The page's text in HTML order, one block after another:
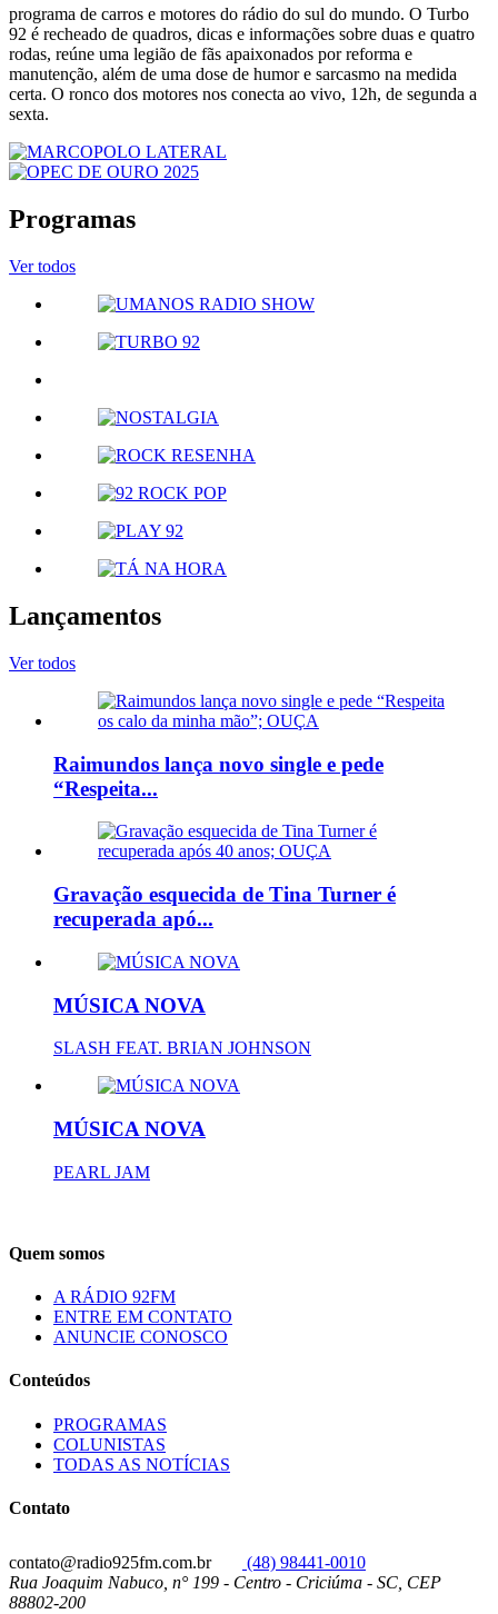
programa de carros e motores do rádio do sul do mundo. O Turbo
92 é recheado de quadros, dicas e informações sobre duas e quatro
rodas, reúne uma legião de fãs apaixonados por reforma e
manutenção, além de uma dose de humor e sarcasmo na medida
certa. O ronco dos motores nos conecta ao vivo, 12h, de segunda a
sexta.
Programas
Ver todos
Lançamentos
Ver todos
Raimundos lança novo single e pede
“Respeita...
Gravação esquecida de Tina Turner é
recuperada apó...
MÚSICA NOVA
SLASH FEAT. BRIAN JOHNSON
MÚSICA NOVA
PEARL JAM
Quem somos
A RÁDIO 92FM
ENTRE EM CONTATO
ANUNCIE CONOSCO
Conteúdos
PROGRAMAS
COLUNISTAS
TODAS AS NOTÍCIAS
Contato
contato@radio925fm.com.br
(48) 98441-0010
Rua Joaquim Nabuco, n° 199 - Centro - Criciúma - SC, CEP
88802-200